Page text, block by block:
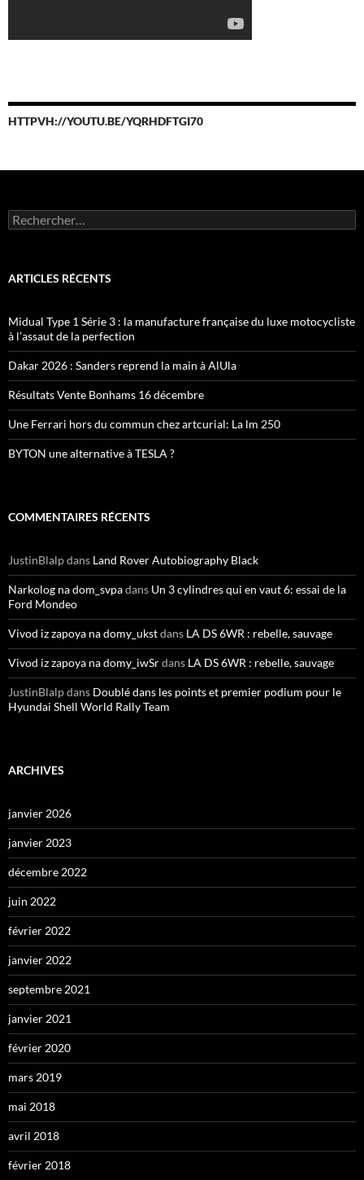
HTTPVH://YOUTU.BE/YQRHDFTGI70
Rechercher :
ARTICLES RÉCENTS
Midual Type 1 Série 3 : la manufacture française du luxe motocycliste
à l’assaut de la perfection
Dakar 2026 : Sanders reprend la main à AlUla
Résultats Vente Bonhams 16 décembre
Une Ferrari hors du commun chez artcurial: La lm 250
BYTON une alternative à TESLA ?
COMMENTAIRES RÉCENTS
JustinBlalpdans Land Rover Autobiography Black
Narkolog na dom_svpadans Un 3 cylindres qui en vaut 6: essai de la
Ford Mondeo
Vivod iz zapoya na domy_ukstdans LA DS 6WR : rebelle, sauvage
Vivod iz zapoya na domy_iwSrdans LA DS 6WR : rebelle, sauvage
JustinBlalpdans Doublé dans les points et premier podium pour le
Hyundai Shell World Rally Team
ARCHIVES
janvier 2026
janvier 2023
décembre 2022
juin 2022
février 2022
janvier 2022
septembre 2021
janvier 2021
février 2020
mars 2019
mai 2018
avril 2018
février 2018